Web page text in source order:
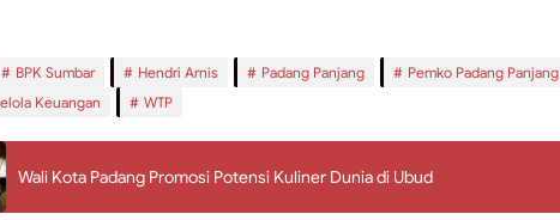
BPK Sumbar Hendri Arnis Padang Panjang
Pemko Padang Panjang
Keuangan
WTP
Wali Kota Padang Promosi Potensi Kuliner Dunia di Ubud